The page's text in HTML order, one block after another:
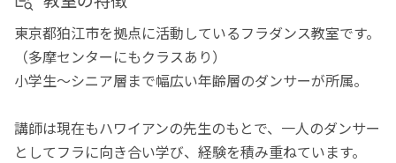
東京都狛江市を拠点に活動しているフラダンス教室です。
（多摩センターにもクラスあり）
小学生～シニア層まで幅広い年齢層のダンサーが所属。
講師は現在もハワイアンの先生のもとで、一人のダンサー
としてフラに向き合い学び、経験を積み重ねています。